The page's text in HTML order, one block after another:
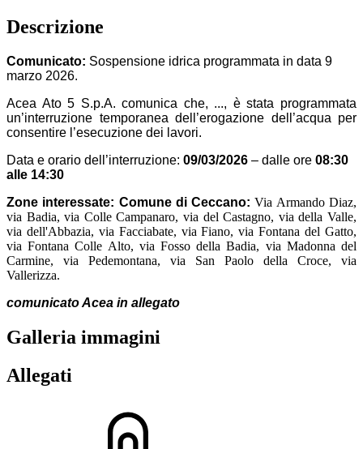
Descrizione
Comunicato: Sospensione idrica programmata in data 9
marzo 2026.
Acea Ato 5 S.p.A. comunica che, ..., è stata programmata
un’interruzione temporanea dell’erogazione dell’acqua per
consentire l’esecuzione dei lavori.
Data e orario dell’interruzione: 09/03/2026 – dalle ore 08:30
alle 14:30
Zone interessate: Comune di Ceccano: Via Armando Diaz,
via Badia, via Colle Campanaro, via del Castagno, via della Valle,
via dell'Abbazia, via Facciabate, via Fiano, via Fontana del Gatto,
via Fontana Colle Alto, via Fosso della Badia, via Madonna del
Carmine, via Pedemontana, via San Paolo della Croce, via
Vallerizza.
comunicato Acea in allegato
Galleria immagini
Allegati